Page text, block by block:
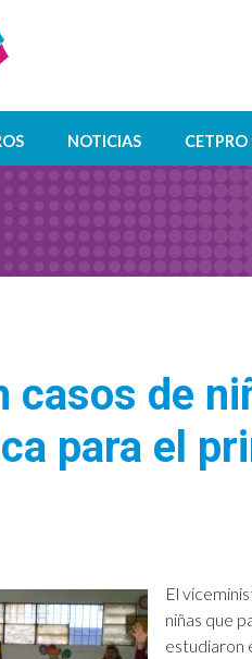
NOTICIAS CETPRO
casos de
para el
El
niñas que
estudiaron